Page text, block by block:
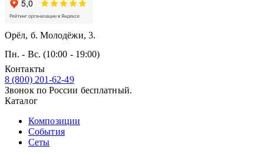
Орёл, б. Молодёжи, 3.
Пн. - Вс. (10:00 - 19:00)
Контакты
8 (800) 201-62-49
Звонок по России бесплатный.
Каталог
Композиции
События
Сеты